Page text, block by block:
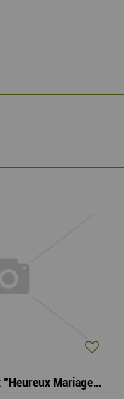
Etiquettes Voeux "Heureux Mariage" ( x 500 )